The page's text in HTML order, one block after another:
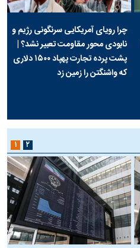
چرا رویای آمریکایی سرنگونی رژیم و
نابودی محور مقاومت تعبیر نشد؟ |
پشت پرده تجارت پهپاد‌ ۱۵۰۰ دلاری
که واشنگتن را زمین زد
۱ ۲